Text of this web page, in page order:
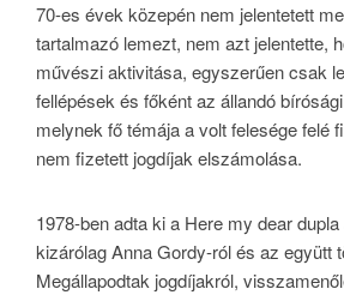
70-es évek közepén nem jelentetett
tartalmazó lemezt, nem azt jelentette,
művészi aktivitása, egyszerűen csak
fellépések és főként az állandó
melynek fő témája a volt felesége felé
nem fizetett jogdíjak elszámolása.
1978-ben adta ki a Here my dear
kizárólag Anna Gordy-ról és az együtt
Megállapodtak jogdíjakról,